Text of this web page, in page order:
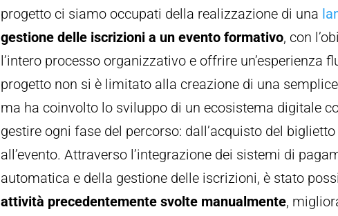
progetto ci siamo occupati della realizzazione di una
gestione delle iscrizioni a un evento formativo, con
l’intero processo organizzativo e offrire un’esperienza
progetto non si è limitato alla creazione di una
ma ha coinvolto lo sviluppo di un ecosistema digitale
gestire ogni fase del percorso: dall’acquisto del
all’evento. Attraverso l’integrazione dei sistemi di
automatica e della gestione delle iscrizioni, è stato
attività precedentemente svolte manualmente,